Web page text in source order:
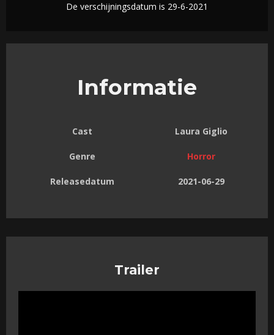
De verschijningsdatum is 29-6-2021
Informatie
Cast Laura Giglio
Genre Horror
Releasedatum 2021-06-29
Trailer